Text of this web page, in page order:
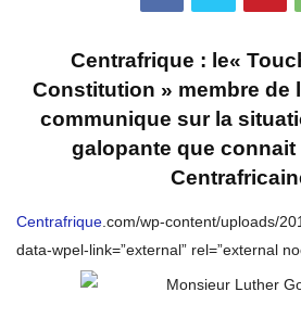
Centrafrique : le«
Constitution » membre de
communique sur la
galopante que connait
Centrafrique.com/wp-content/uploads/
data-wpel-link=”external” rel=”external